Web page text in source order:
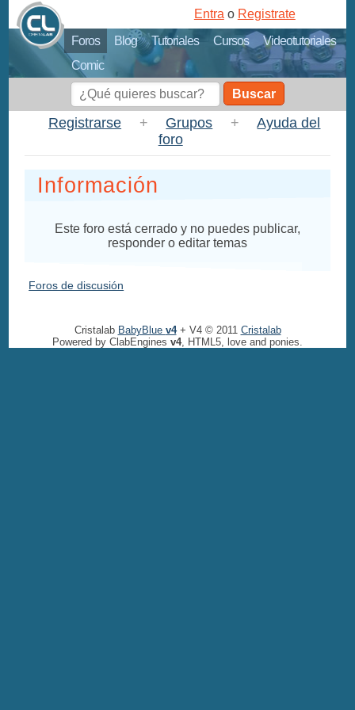
Foros Blog Tutoriales Cursos
Videotutoriales
Comic
Entra o Registrate
Buscar
Registrarse + Grupos +
Ayuda del
foro
Información
Este foro está cerrado y no puedes publicar,
responder o editar temas
Foros de discusión
Cristalab BabyBlue v4+ V4 © 2011 Cristalab
Powered by ClabEngines v4, HTML5, love and ponies.